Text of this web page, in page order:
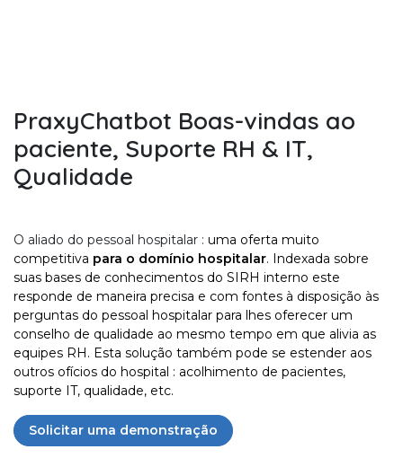
PraxyChatbot Boas-vindas ao
paciente, Suporte RH & IT,
Qualidade
O aliado do pessoal hospitalar : uma oferta muito
competitiva para o domínio hospitalar. Indexada sobre
suas bases de conhecimentos do SIRH interno este
responde de maneira precisa e com fontes à disposição às
perguntas do pessoal hospitalar para lhes oferecer um
conselho de qualidade ao mesmo tempo em que alivia as
equipes RH. Esta solução também pode se estender aos
outros ofícios do hospital : acolhimento de pacientes,
suporte IT, qualidade, etc.
Solicitar uma demonstração